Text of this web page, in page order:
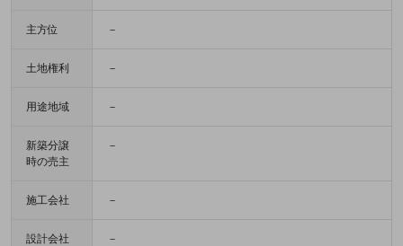
主方位 －
土地権利 －
用途地域 －
新築分譲
時の売主
－
施工会社 －
設計会社 －